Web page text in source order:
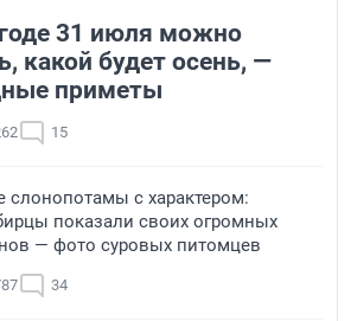
31 июля можно
какой будет осень, —
приметы
15
слонопотамы с характером:
показали своих огромных
— фото суровых питомцев
34